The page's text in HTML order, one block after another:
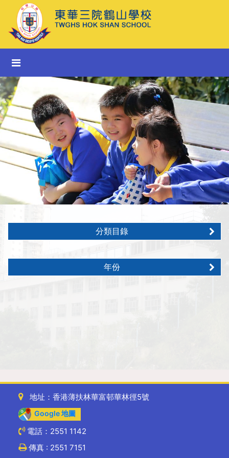
分類目錄
年份
地址：香港薄扶林華富邨華林徑5號
Google 地圖
電話：2551 1142
傳真 : 2551 7151